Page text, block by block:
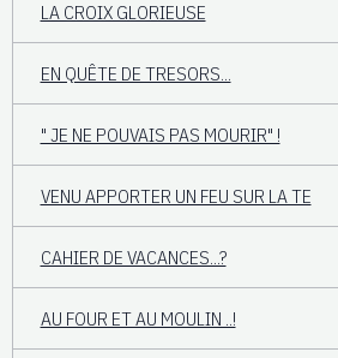
LA CROIX GLORIEUSE
EN QUÊTE DE TRESORS...
" JE NE POUVAIS PAS MOURIR" !
VENU APPORTER UN FEU SUR LA TE
CAHIER DE VACANCES...?
AU FOUR ET AU MOULIN ..!